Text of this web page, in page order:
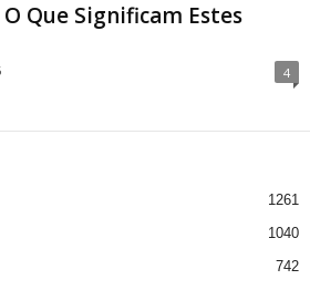
Que Significam Estes
4
1261
1040
742